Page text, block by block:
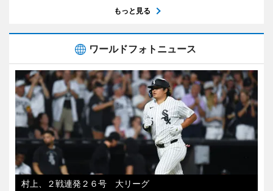
もっと見る
ワールドフォトニュース
村上、２戦連発２６号 大リーグ